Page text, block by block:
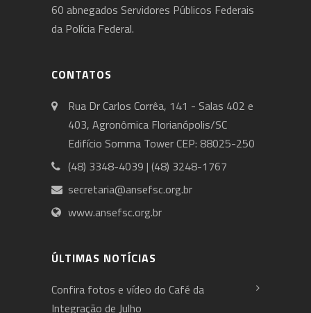
60 abnegados Servidores Públicos Federais
da Polícia Federal.
CONTATOS
Rua Dr Carlos Corrêa, 141 - Salas 402 e
403, Agronômica Florianópolis/SC
Edifício Somma Tower CEP: 88025-250
(48) 3348-4039 | (48) 3248-1767
secretaria@ansefsc.org.br
www.ansefsc.org.br
ÚLTIMAS NOTÍCIAS
Confira fotos e vídeo do Café da
Integração de Julho